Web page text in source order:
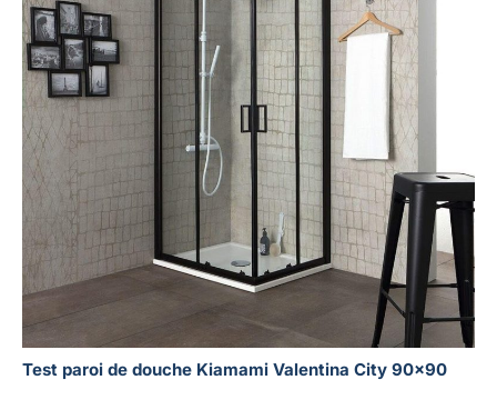
Test paroi de douche Kiamami Valentina City 90×90